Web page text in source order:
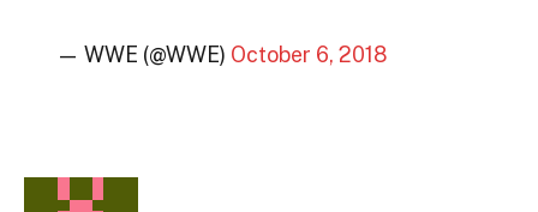
— WWE (@WWE) October 6, 2018